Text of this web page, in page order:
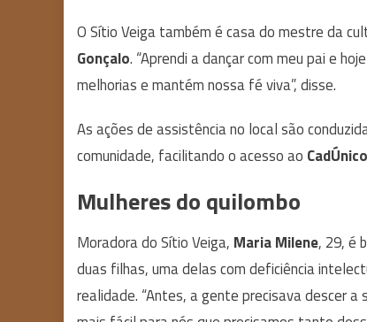
O Sítio Veiga também é casa do mestre da
Gonçalo. “Aprendi a dançar com meu pai e
melhorias e mantém nossa fé viva”, disse.
As ações de assistência no local são
comunidade, facilitando o acesso ao CadÚnico
Mulheres do quilombo
Moradora do Sítio Veiga, Maria Milene, 29, é
duas filhas, uma delas com deficiência
realidade. “Antes, a gente precisava descer